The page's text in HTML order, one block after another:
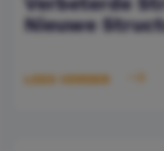
Nieuwe
LEES VERDER